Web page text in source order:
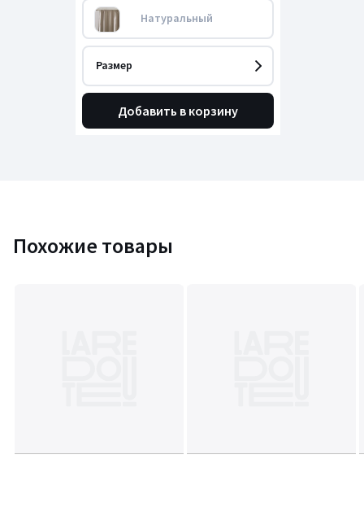
Натуральный
Размер
Добавить в корзину
Похожие товары